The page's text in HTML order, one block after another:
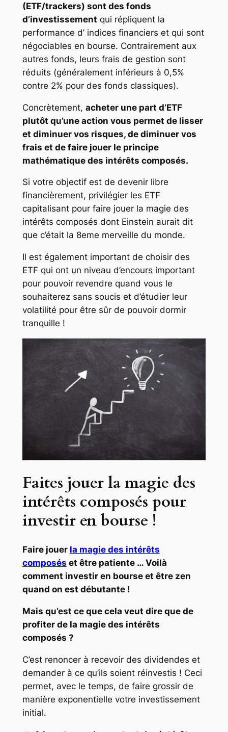
(ETF/trackers) sont des fonds
d’investissement qui répliquent la
performance d’ indices financiers et qui sont
négociables en bourse. Contrairement aux
autres fonds, leurs frais de gestion sont
réduits (généralement inférieurs à 0,5%
contre 2% pour des fonds classiques).
Concrètement, acheter une part d’ETF
plutôt qu’une action vous permet de lisser
et diminuer vos risques, de diminuer vos
frais et de faire jouer le principe
mathématique des intérêts composés.
Si votre objectif est de devenir libre
financièrement, privilégier les ETF
capitalisant pour faire jouer la magie des
intérêts composés dont Einstein aurait dit
que c’était la 8eme merveille du monde.
Il est également important de choisir des
ETF qui ont un niveau d’encours important
pour pouvoir revendre quand vous le
souhaiterez sans soucis et d’étudier leur
volatilité pour être sûr de pouvoir dormir
tranquille !
Faites jouer la magie des
intérêts composés pour
investir en bourse !
Faire jouer la magie des intérêts
composés et être patiente … Voilà
comment investir en bourse et être zen
quand on est débutante !
Mais qu’est ce que cela veut dire que de
profiter de la magie des intérêts
composés ?
C’est renoncer à recevoir des dividendes et
demander à ce qu’ils soient réinvestis ! Ceci
permet, avec le temps, de faire grossir de
manière exponentielle votre investissement
initial.